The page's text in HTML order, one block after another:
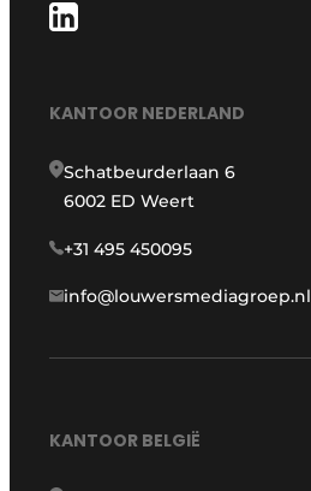
KANTOOR NEDERLAND
Schatbeurderlaan 6
6002 ED Weert
+31 495 450095
info@louwersmediagroep.nl
KANTOOR BELGIË